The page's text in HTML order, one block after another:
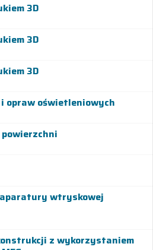
3D
3D
3D
opraw oświetleniowych
wtryskowej
z wykorzystaniem